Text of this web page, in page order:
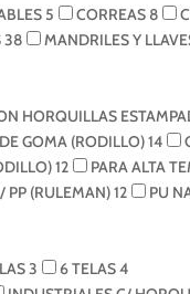
5 CORREAS 8
38 MANDRILES Y
HORQUILLAS
GOMA (RODILLO)14
12 PARA ALTA
PP (RULEMAN)12 PU
3 6 TELAS4